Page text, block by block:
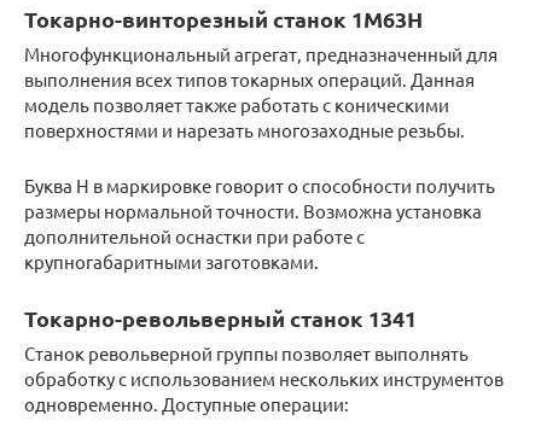
Токарно-винторезный станок 1М63Н
Многофункциональный агрегат, предназначенный для
выполнения всех типов токарных операций. Данная
модель позволяет также работать с коническими
поверхностями и нарезать многозаходные резьбы.
Буква Н в маркировке говорит о способности получить
размеры нормальной точности. Возможна установка
дополнительной оснастки при работе с
крупногабаритными заготовками.
Токарно-револьверный станок 1341
Станок револьверной группы позволяет выполнять
обработку с использованием нескольких инструментов
одновременно. Доступные операции: